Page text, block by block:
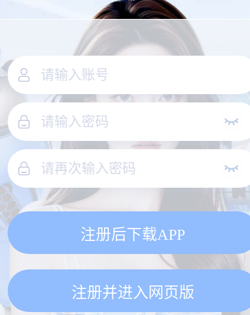
注册后下载APP
注册并进入网页版